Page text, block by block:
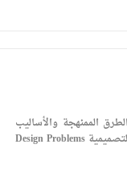
الممنهجة والأساليب
العملية التي يتبعها المصممون لتحليل وحل المشاكل التصميمية Design Problems